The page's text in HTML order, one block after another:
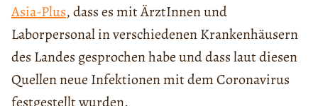
Asia-Plus, dass es mit ÄrztInnen und
Laborpersonal in verschiedenen Krankenhäusern
des Landes gesprochen habe und dass laut diesen
Quellen neue Infektionen mit dem Coronavirus